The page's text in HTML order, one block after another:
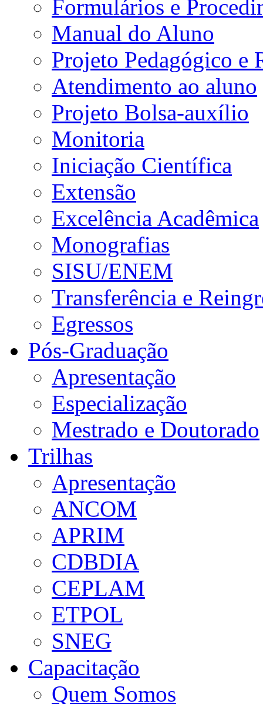
Formulários e
Manual do Aluno
Projeto Pedagógico e
Atendimento ao aluno
Projeto Bolsa-auxílio
Monitoria
Iniciação Científica
Extensão
Excelência Acadêmica
Monografias
SISU/ENEM
Transferência e
Egressos
Pós-Graduação
Apresentação
Especialização
Mestrado e Doutorado
Trilhas
Apresentação
ANCOM
APRIM
CDBDIA
CEPLAM
ETPOL
SNEG
Capacitação
Quem Somos